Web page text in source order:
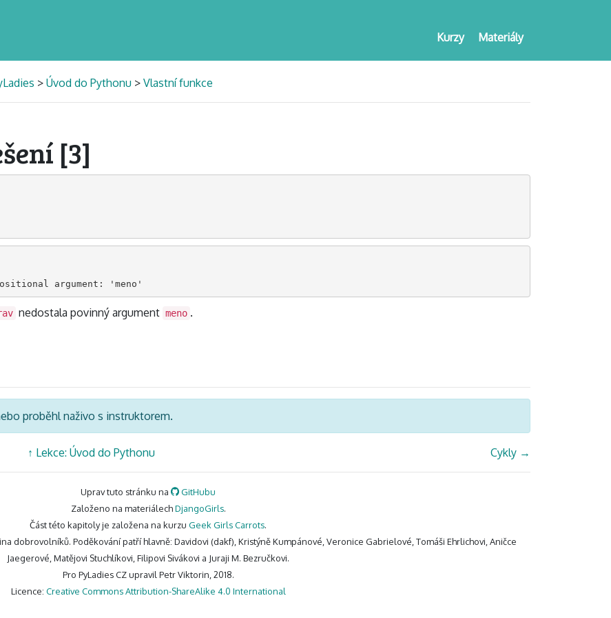
Materiály
Kurzy
> Úvod do Pythonu > Vlastní funkce
[3]
argument: 'meno'
nedostala povinný argument meno .
proběhl naživo s instruktorem.
↑ Lekce: Úvod do Pythonu Cykly →
Uprav tuto stránku na
GitHubu
Založeno na materiálechDjangoGirls.
Část této kapitoly je založena na kurzu Geek Girls Carrots.
dobrovolníků. Poděkování patří hlavně: Davidovi (dakf), Kristýně Kumpánové, Veronice Gabrielové, Tomáši Ehrlichovi, Aničce
Jaegerové, Matějovi Stuchlíkovi, Filipovi Sivákovi a Juraji M. Bezručkovi.
Pro PyLadies CZ upravil Petr Viktorin, 2018.
Licence: Creative Commons Attribution-ShareAlike 4.0 International